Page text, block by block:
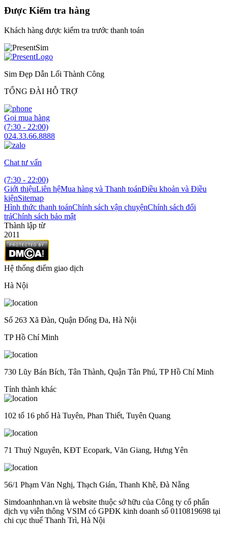
Được Kiểm tra hàng
Khách hàng được kiểm tra trước thanh toán
Sim Đẹp Dẫn Lối Thành Công
TỔNG ĐÀI HỖ TRỢ
Gọi mua hàng
(7:30 - 22:00)
024.33.66.8888
Chat tư vấn
(7:30 - 22:00)
Giới thiệuLiên hệMua hàng và Thanh toánĐiều khoản và Điều
kiệnSitemap
Hình thức thanh toánChính sách vận chuyệnChính sách đổi
trảChính sách bảo mật
Thành lập từ
2011
Hệ thống điểm giao dịch
Hà Nội
Số 263 Xã Đàn, Quận Đống Đa, Hà Nội
TP Hồ Chí Minh
730 Lũy Bán Bích, Tân Thành, Quận Tân Phú, TP Hồ Chí Minh
Tỉnh thành khác
102 tổ 16 phố Hà Tuyên, Phan Thiết, Tuyên Quang
71 Thuỷ Nguyên, KĐT Ecopark, Văn Giang, Hưng Yên
56/1 Phạm Văn Nghị, Thạch Gián, Thanh Khê, Đà Nẵng
Simdoanhnhan.vn là website thuộc sở hữu của Công ty cổ phẩn
dịch vụ viễn thông VSIM có GPĐK kinh doanh số 0110819698 tại
chi cục thuế Thanh Trì, Hà Nội